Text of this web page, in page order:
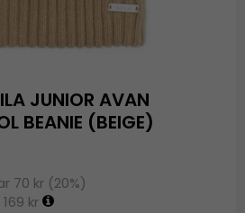
JUNIOR AVAN
BEANIE (BEIGE)
70 kr (20%)
169 kr